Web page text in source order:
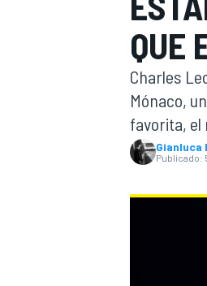
QUE
Charles
Mónaco,
favorita, el
Gianluca
Publicado: